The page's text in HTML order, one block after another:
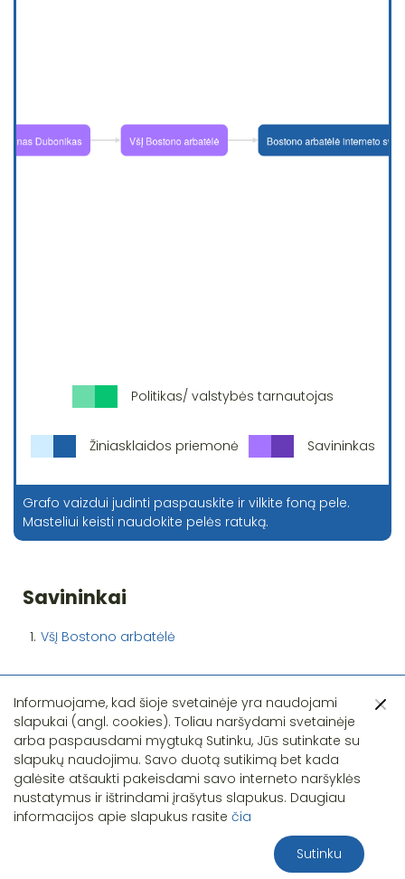
Politikas/ valstybės tarnautojas
Žiniasklaidos priemonė Savininkas
Grafo vaizdui judinti paspauskite ir vilkite foną pele.
Masteliui keisti naudokite pelės ratuką.
Savininkai
1. VšĮ Bostono arbatėlė
Pastebėjote klaidą?
Informuojame, kad šioje svetainėje yra naudojami
slapukai (angl. cookies). Toliau naršydami svetainėje
arba paspausdami mygtuką Sutinku, Jūs sutinkate su
slapukų naudojimu. Savo duotą sutikimą bet kada
galėsite atšaukti pakeisdami savo interneto naršyklės
nustatymus ir ištrindami įrašytus slapukus. Daugiau
informacijos apie slapukus rasite čia
Sutinku